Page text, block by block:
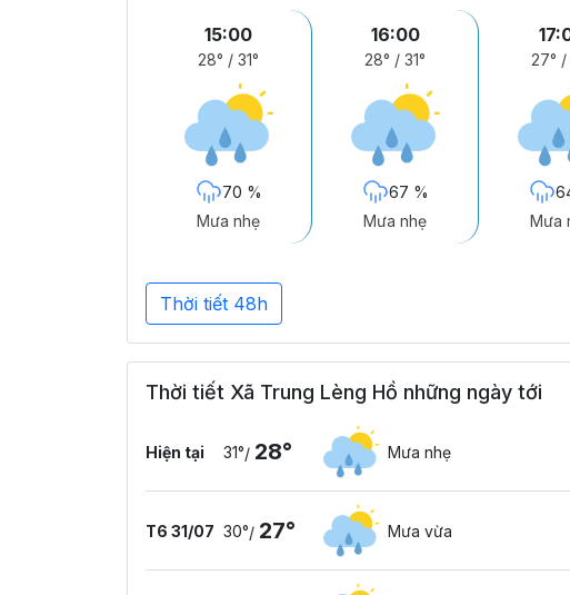
15:00
28° / 31°
70 %
Mưa nhẹ
16:00
28° / 31°
67 %
Mưa nhẹ
27° /
Mưa
Thời tiết 48h
Thời tiết Xã Trung Lèng Hồ những ngày tới
Hiện tại 31°/ 28° Mưa nhẹ
T6 31/07 30°/ 27° Mưa vừa